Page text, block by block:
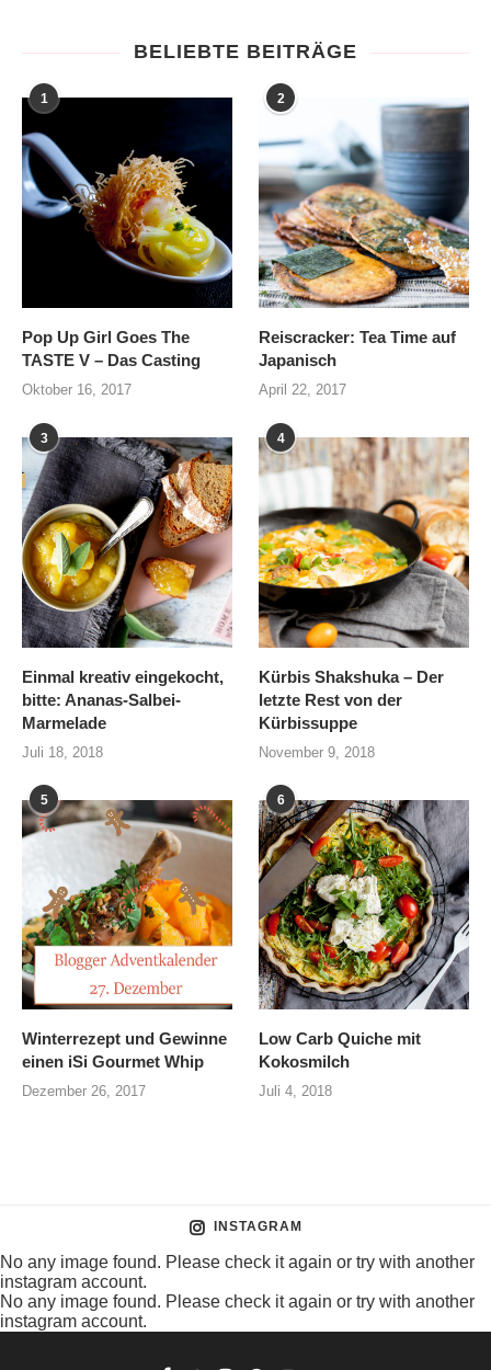
BELIEBTE BEITRÄGE
1
Pop Up Girl Goes The
TASTE V – Das Casting
Oktober 16, 2017
2
Reiscracker: Tea Time auf
Japanisch
April 22, 2017
3
Einmal kreativ eingekocht,
bitte: Ananas-Salbei-
Marmelade
Juli 18, 2018
4
Kürbis Shakshuka – Der
letzte Rest von der
Kürbissuppe
November 9, 2018
5
Winterrezept und Gewinne
einen iSi Gourmet Whip
Dezember 26, 2017
6
Low Carb Quiche mit
Kokosmilch
Juli 4, 2018
INSTAGRAM
No any image found. Please check it again or try with another
instagram account.
No any image found. Please check it again or try with another
instagram account.